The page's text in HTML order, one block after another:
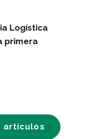
Logística
primera
artículos